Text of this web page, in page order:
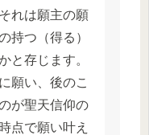
れは願主の願
持つ（得る）
と存じます。
願い、後のこ
が聖天信仰の
点で願い叶え